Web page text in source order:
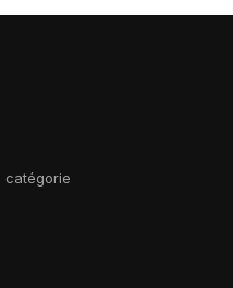
catégorie